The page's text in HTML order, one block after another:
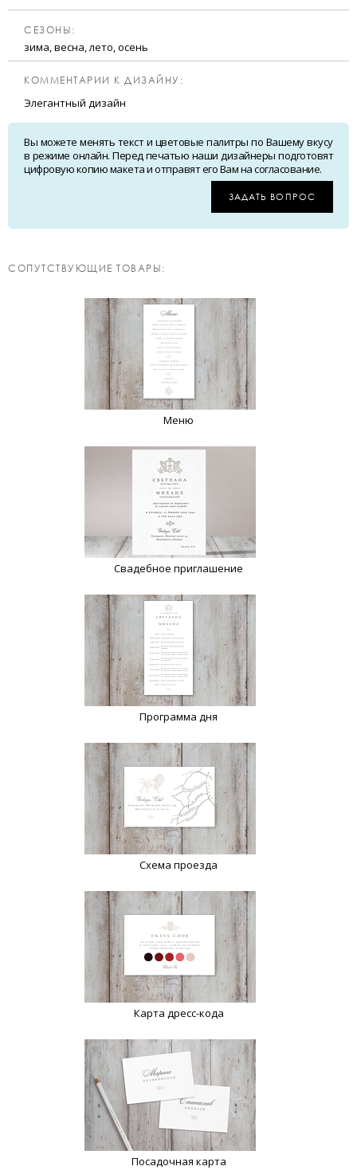
CЕЗОНЫ:
зима, весна, лето, осень
КОММЕНТАРИИ К ДИЗАЙНУ:
Элегантный дизайн
Вы можете менять текст и цветовые палитры по Вашему вкусу
в режиме онлайн. Перед печатью наши дизайнеры подготовят
цифровую копию макета и отправят его Вам на согласование.
ЗАДАТЬ ВОПРОС
CОПУТСТВУЮЩИЕ ТОВАРЫ:
Меню
Свадебное приглашение
Программа дня
Схема проезда
Карта дресс-кода
Посадочная карта